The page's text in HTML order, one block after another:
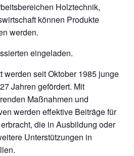
Holztechnik,
können Produkte
werden.
eingeladen.
werden seit Oktober 1985 junge
Jahren gefördert. Mit
Maßnahmen und
werden effektive Beiträge für
die in Ausbildung oder
Unterstützungen in